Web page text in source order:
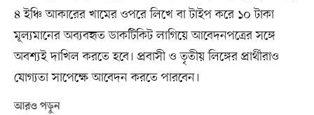
৪ ইঞ্চি আকারের খামের ওপরে লিখে বা টাইপ করে ১০ টাকা
মূল্যমানের অব্যবহৃত ডাকটিকিট লাগিয়ে আবেদনপত্রের সঙ্গে
অবশ্যই দাখিল করতে হবে। প্রবাসী ও তৃতীয় লিঙ্গের প্রার্থীরাও
যোগ্যতা সাপেক্ষে আবেদন করতে পারবেন।
আরও পড়ুন